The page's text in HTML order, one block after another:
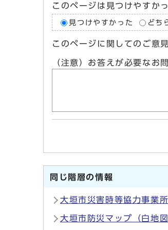
このページは見つけやすか
見つけやすかった どち
このページに関してのご意
（注意）お答えが必要なお
同じ階層の情報
大垣市災害時等協力事業
大垣市防災マップ（白地